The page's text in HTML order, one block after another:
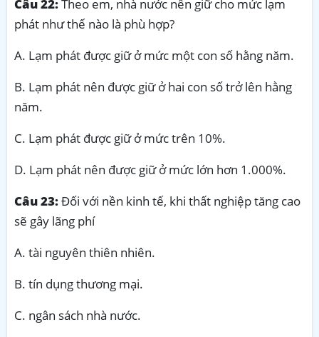
Câu 22:Theo em, nhà nước nên giữ cho mức lạm
phát như thế nào là phù hợp?
A. Lạm phát được giữ ở mức một con số hằng năm.
B. Lạm phát nên được giữ ở hai con số trở lên hằng
năm.
C. Lạm phát được giữ ở mức trên 10%.
D. Lạm phát nên được giữ ở mức lớn hơn 1.000%.
Câu 23:Đối với nền kinh tế, khi thất nghiệp tăng cao
sẽ gây lãng phí
A. tài nguyên thiên nhiên.
B. tín dụng thương mại.
C. ngân sách nhà nước.